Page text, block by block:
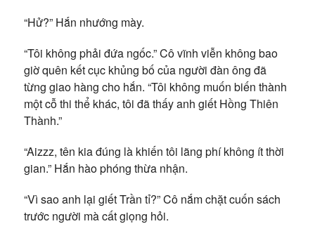
“Hử?” Hắn nhướng mày.
“Tôi không phải đứa ngốc.” Cô vĩnh viễn không bao
giờ quên kết cục khủng bố của người đàn ông đã
từng giao hàng cho hắn. “Tôi không muốn biến thành
một cỗ thi thể khác, tôi đã thấy anh giết Hồng Thiên
Thành.”
“Aizzz, tên kia đúng là khiến tôi lãng phí không ít thời
gian.” Hắn hào phóng thừa nhận.
“Vì sao anh lại giết Trần tỉ?” Cô nắm chặt cuốn sách
trước người mà cất giọng hỏi.